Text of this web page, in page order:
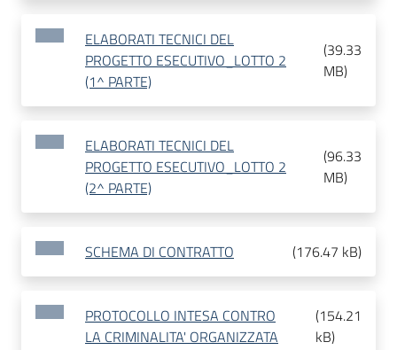
ELABORATI TECNICI DEL
PROGETTO ESECUTIVO_LOTTO 2
(1^ PARTE)
(39.33
MB)
ELABORATI TECNICI DEL
PROGETTO ESECUTIVO_LOTTO 2
(2^ PARTE)
(96.33
MB)
SCHEMA DI CONTRATTO (176.47 kB)
PROTOCOLLO INTESA CONTRO
LA CRIMINALITA' ORGANIZZATA
(154.21
kB)